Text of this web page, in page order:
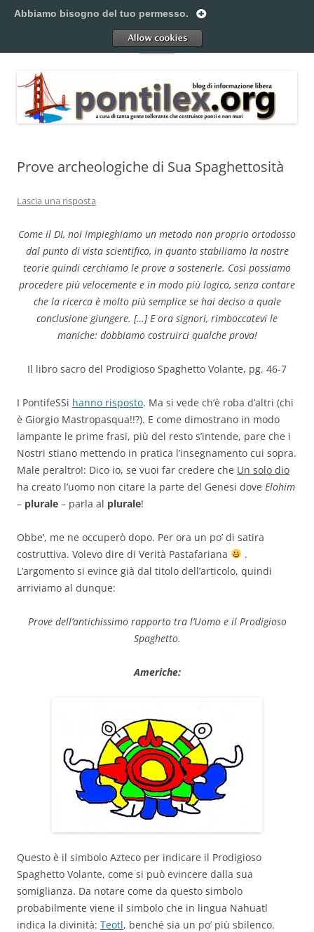
al
Pontilex
Menu
Prove archeologiche di Sua Spaghettosità
Lascia una risposta
Come il DI, noi impieghiamo un metodo non proprio ortodosso
dal punto di vista scientifico, in quanto stabiliamo la nostre
teorie quindi cerchiamo le prove a sostenerle. Così possiamo
procedere più velocemente e in modo più logico, senza contare
che la ricerca è molto più semplice se hai deciso a quale
conclusione giungere. […] E ora signori, rimboccatevi le
maniche: dobbiamo costruirci qualche prova!
Il libro sacro del Prodigioso Spaghetto Volante, pg. 46-7
I PontifeSSi hanno risposto. Ma si vede ch’è roba d’altri (chi
è Giorgio Mastropasqua!!?). E come dimostrano in modo
lampante le prime frasi, più del resto s’intende, pare che i
Nostri stiano mettendo in pratica l’insegnamento cui sopra.
Male peraltro!: Dico io, se vuoi far credere che Un solo dio
ha creato l’uomo non citare la parte del Genesi dove Elohim
– plurale – parla al plurale!
Obbe’, me ne occuperò dopo. Per ora un po’ di satira
costruttiva. Volevo dire di Verità Pastafariana
.
L’argomento si evince già dal titolo dell’articolo, quindi
arriviamo al dunque:
Prove dell’antichissimo rapporto tra l’Uomo e il Prodigioso
Spaghetto.
Americhe:
Questo è il simbolo Azteco per indicare il Prodigioso
Spaghetto Volante, come si può evincere dalla sua
somiglianza. Da notare come da questo simbolo
probabilmente viene il simbolo che in lingua Nahuatl
indica la divinità: Teotl, benché sia un po’ più sbilenco.
Abbiamo bisogno del tuo permesso.